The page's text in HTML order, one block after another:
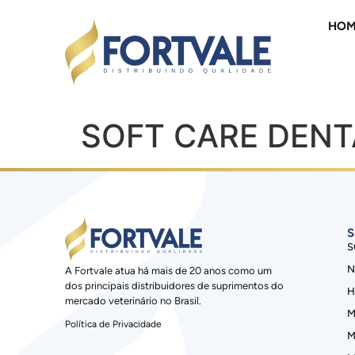
SOFT CARE
A Fortvale atua há mais de 20 anos como um
dos principais distribuidores de suprimentos do
mercado veterinário no Brasil.
Política de Privacidade